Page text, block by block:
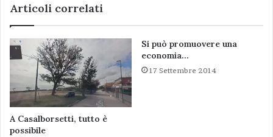
7 Luglio 2026
Aree di tracimazione ultima rathio?
2 Maggio 2026
Articoli correlati
A Casalborsetti, tutto è
possibile
Si può promuovere una
economia…
17 Settembre 2014